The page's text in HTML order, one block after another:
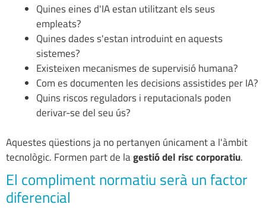
Quines eines d'IA estan utilitzant els seus
empleats?
Quines dades s'estan introduint en aquests
sistemes?
Existeixen mecanismes de supervisió humana?
Com es documenten les decisions assistides per IA?
Quins riscos reguladors i reputacionals poden
derivar-se del seu ús?
Aquestes qüestions ja no pertanyen únicament a l'àmbit
tecnològic. Formen part de lagestió del risc corporatiu.
El compliment normatiu serà un factor
diferencial